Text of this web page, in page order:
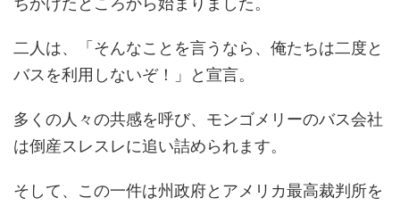
二人は、「そんなことを言うなら、俺たちは二度と
バスを利用しないぞ！」と宣言。
多くの人々の共感を呼び、モンゴメリーのバス会社
は倒産スレスレに追い詰められます。
そして、この一件は州政府とアメリカ最高裁判所を